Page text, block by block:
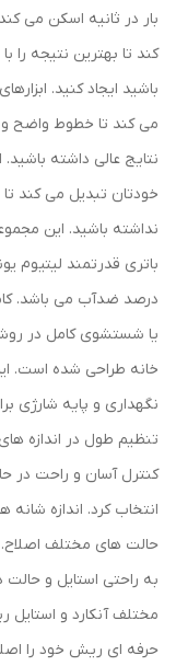
بار در ثانیه اسکن می
کند تا بهترین نتیجه
باشید ایجاد کنید.
می کند تا خطوط واضح و
نتایج عالی داشته
خودتان تبدیل می کند
درصد ضدآب می باشد.
یا شستشوی کامل در
خانه طراحی شده است.
تنظیم طول در اندازه
کنترل آسان و راحت در
حالت های مختلف
به راحتی استایل و
مختلف آنکارد و استایل
حرفه ای ریش خود را